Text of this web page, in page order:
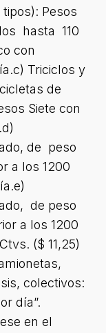
Pesos
hasta 110
con
Triciclos y
de
Siete con
de peso
a los 1200
de peso
a los 1200
($ 11,25)
colectivos:
día”.
en el